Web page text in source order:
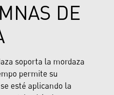
DE
soporta la mordaza
permite su
esté aplicando la